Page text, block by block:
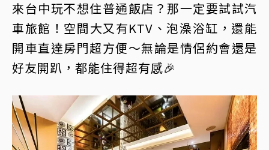
來台中玩不想住普通飯店？那一定要試試汽
車旅館！空間大又有KTV、泡澡浴缸，還能
開車直達房門超方便～無論是情侶約會還是
好友開趴，都能住得超有感🎉